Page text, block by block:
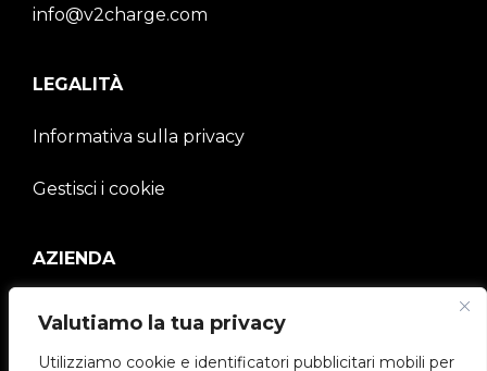
Valutiamo la tua privacy
Utilizziamo cookie e identificatori pubblicitari mobili per
info@v2charge.com
LEGALITÀ
Informativa sulla privacy
Gestisci i cookie
AZIENDA
V2C Community
e-Chargers